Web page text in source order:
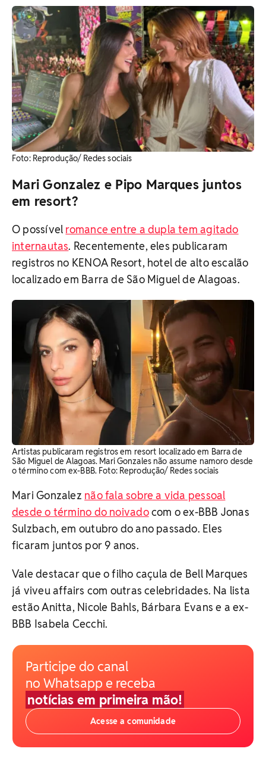
Foto: Reprodução/ Redes sociais
Mari Gonzalez e Pipo Marques juntos
em resort?
O possível romance entre a dupla tem agitado
internautas. Recentemente, eles publicaram
registros no KENOA Resort, hotel de alto escalão
localizado em Barra de São Miguel de Alagoas.
Artistas publicaram registros em resort localizado em Barra de
São Miguel de Alagoas. Mari Gonzales não assume namoro desde
o término com ex-BBB. Foto: Reprodução/ Redes sociais
Mari Gonzalez não fala sobre a vida pessoal
desde o término do noivadocom o ex-BBB Jonas
Sulzbach, em outubro do ano passado. Eles
ficaram juntos por 9 anos.
Vale destacar que o filho caçula de Bell Marques
já viveu affairs com outras celebridades. Na lista
estão Anitta, Nicole Bahls, Bárbara Evans e a ex-
BBB Isabela Cecchi.
Participe do canal
no Whatsapp e receba
notícias em primeira mão!
Acesse a comunidade